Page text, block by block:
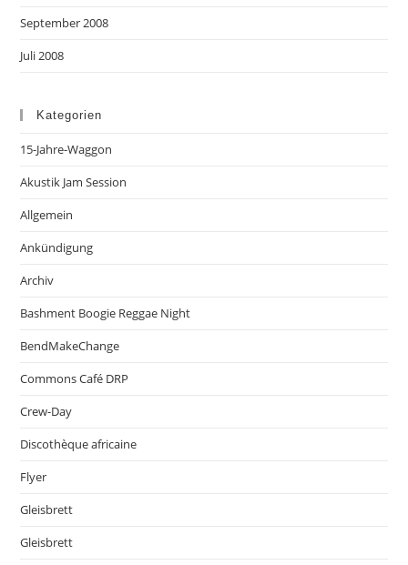
September 2008
Juli 2008
Kategorien
15-Jahre-Waggon
Akustik Jam Session
Allgemein
Ankündigung
Archiv
Bashment Boogie Reggae Night
BendMakeChange
Commons Café DRP
Crew-Day
Discothèque africaine
Flyer
Gleisbrett
Gleisbrett